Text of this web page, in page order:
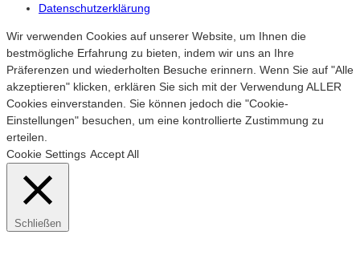
Datenschutzerklärung
Wir verwenden Cookies auf unserer Website, um Ihnen die
bestmögliche Erfahrung zu bieten, indem wir uns an Ihre
Präferenzen und wiederholten Besuche erinnern. Wenn Sie auf "Alle
akzeptieren" klicken, erklären Sie sich mit der Verwendung ALLER
Cookies einverstanden. Sie können jedoch die "Cookie-
Einstellungen" besuchen, um eine kontrollierte Zustimmung zu
erteilen.
Cookie Settings Accept All
Schließen